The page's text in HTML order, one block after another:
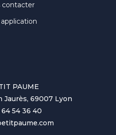
contacter
PAUME
Jaurès, 69007 Lyon
64 54 36 40